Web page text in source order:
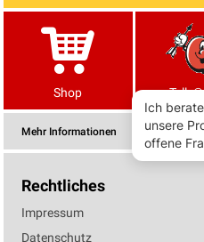
Shop
Mehr Informationen
Rechtliches
Impressum
Datenschutz